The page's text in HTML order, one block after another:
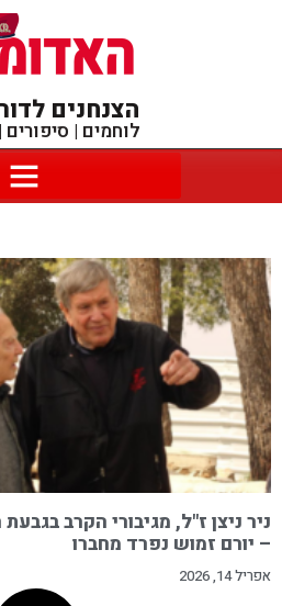
הצנחנים
לוחמים |
ניר ניצן ז"ל, מגיבורי הקרב
– יורם זמוש נפרד מחברו
אפריל 14, 2026